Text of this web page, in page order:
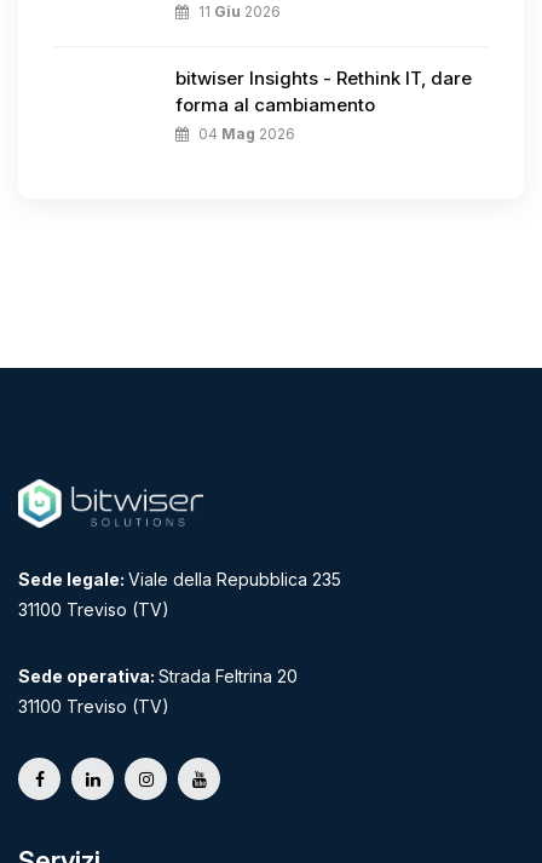
11 Giu 2026
bitwiser Insights - Rethink IT, dare
forma al cambiamento
04 Mag 2026
Sede legale: Viale della Repubblica 235
31100 Treviso (TV)
Sede operativa: Strada Feltrina 20
31100 Treviso (TV)